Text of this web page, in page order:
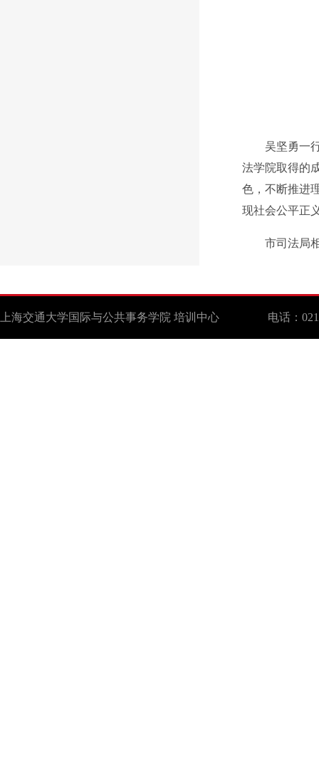
吴坚勇一
法学院取得的
色，不断推进
现社会公平正
市司法局
上海交通大学国际与公共事务学院 培训中心 电话：021-